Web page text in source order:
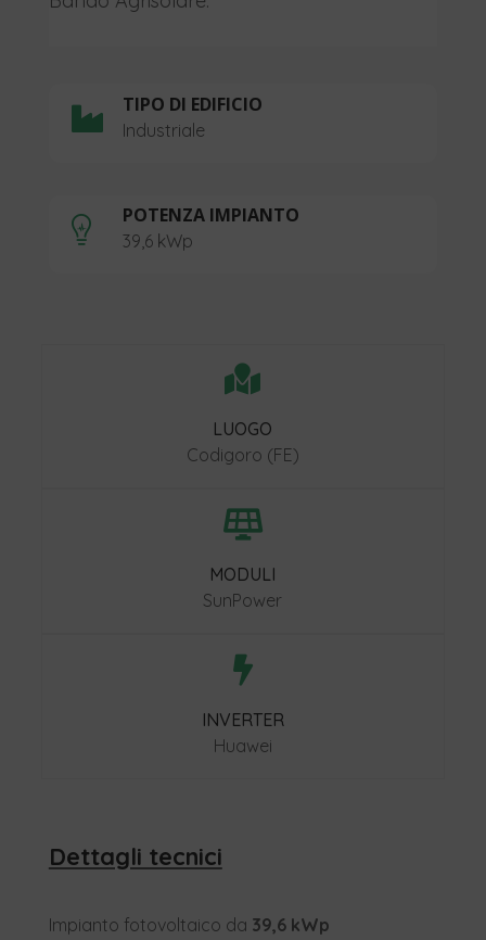
 TIPO DI EDIFICIO
Industriale
 POTENZA IMPIANTO
39,6 kWp

LUOGO
Codigoro (FE)

MODULI
SunPower

INVERTER
Huawei
Dettagli tecnici
Impianto fotovoltaico da 39,6 kWp